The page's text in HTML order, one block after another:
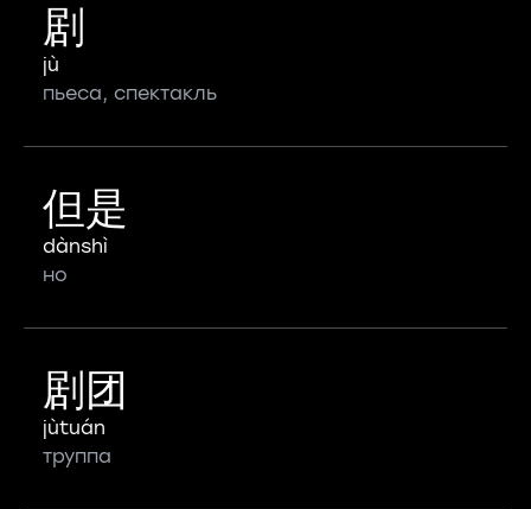
剧
jù
пьеса, спектакль
但是
dànshì
но
剧团
jùtuán
труппа